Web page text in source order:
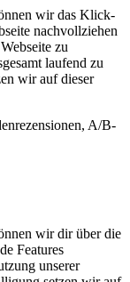
wir das Klick-
nachvollziehen
zu
laufend zu
wir auf dieser
A/B-
wir dir über die
Features
unserer